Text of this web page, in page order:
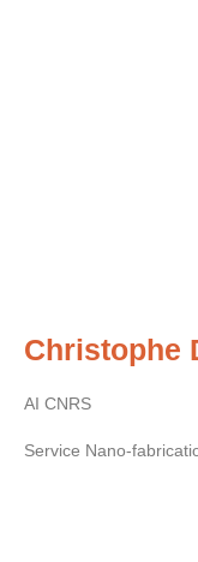
Christophe
AI CNRS
Service Nano-